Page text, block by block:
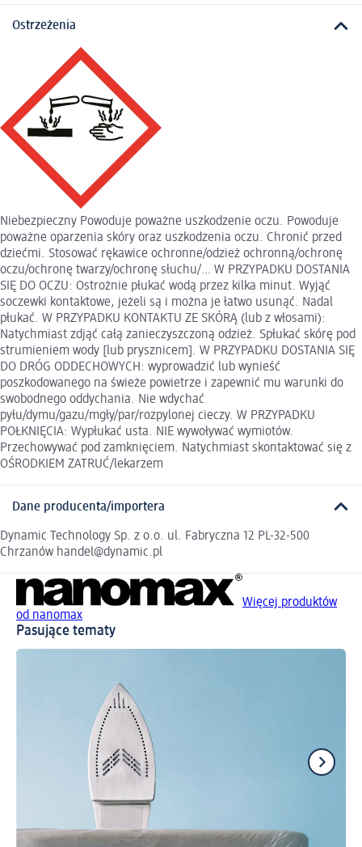
Ostrzeżenia
Niebezpieczny Powoduje poważne uszkodzenie oczu. Powoduje
poważne oparzenia skóry oraz uszkodzenia oczu. Chronić przed
dziećmi. Stosować rękawice ochronne/odzież ochronną/ochronę
oczu/ochronę twarzy/ochronę słuchu/… W PRZYPADKU DOSTANIA
SIĘ DO OCZU: Ostrożnie płukać wodą przez kilka minut. Wyjąć
soczewki kontaktowe, jeżeli są i można je łatwo usunąć. Nadal
płukać. W PRZYPADKU KONTAKTU ZE SKÓRĄ (lub z włosami):
Natychmiast zdjąć całą zanieczyszczoną odzież. Spłukać skórę pod
strumieniem wody [lub prysznicem]. W PRZYPADKU DOSTANIA SIĘ
DO DRÓG ODDECHOWYCH: wyprowadzić lub wynieść
poszkodowanego na świeże powietrze i zapewnić mu warunki do
swobodnego oddychania. Nie wdychać
pyłu/dymu/gazu/mgły/par/rozpylonej cieczy. W PRZYPADKU
POŁKNIĘCIA: Wypłukać usta. NIE wywoływać wymiotów.
Przechowywać pod zamknięciem. Natychmiast skontaktować się z
OŚRODKIEM ZATRUĆ/lekarzem
Dane producenta/importera
Dynamic Technology Sp. z o.o. ul. Fabryczna 12 PL-32-500
Chrzanów handel@dynamic.pl
Więcej produktów
od nanomax
Pasujące tematy